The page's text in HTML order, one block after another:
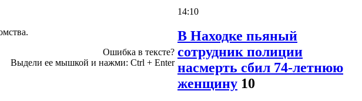
Ошибка в тексте?
Выдели ее мышкой и нажми: Ctrl + Enter
14:10
В Находке пьяный
сотрудник полиции
насмерть сбил 74-летнюю
женщину 10